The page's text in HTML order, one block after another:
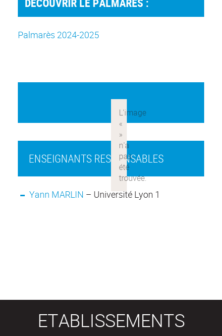
Palmarès 2024-2025
ENSEIGNANTS RESPONSABLES
Yann MARLIN – Université Lyon 1
ETABLISSEMENTS